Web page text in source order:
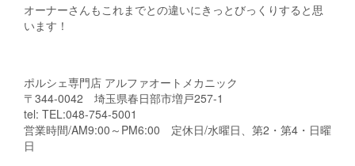
オーナーさんもこれまでとの違いにきっとびっくりすると思
います！
ポルシェ専門店 アルファオートメカニック
〒344-0042 埼玉県春日部市増戸257-1
tel: TEL:048-754-5001
営業時間/AM9:00～PM6:00 定休日/水曜日、第2・第4・日曜
日